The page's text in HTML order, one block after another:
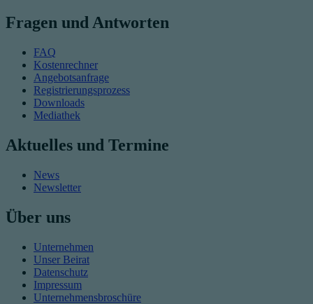
Fragen und Antworten
FAQ
Kostenrechner
Angebotsanfrage
Registrierungsprozess
Downloads
Mediathek
Aktuelles und Termine
News
Newsletter
Über uns
Unternehmen
Unser Beirat
Datenschutz
Impressum
Unternehmensbroschüre